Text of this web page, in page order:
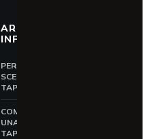
AREA
INFORMATIVA
PERCHÉ
SCEGLIERE UNA
TAPPARELLA
COME SCEGLIERE
UNA
TAPPARELLA